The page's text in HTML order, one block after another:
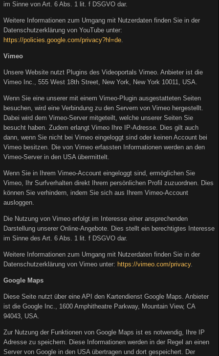
im Sinne von Art. 6 Abs. 1 lit. f DSGVO dar.
Weitere Informationen zum Umgang mit Nutzerdaten finden Sie in der
Datenschutzerklärung von YouTube unter:
https://policies.google.com/privacy?hl=de
Vimeo
Unsere Website nutzt Plugins des Videoportals Vimeo. Anbieter ist die
Vimeo Inc., 555 West 18th Street, New York, New York 10011, USA.
Wenn Sie eine unserer mit einem Vimeo-Plugin ausgestatteten Seiten
besuchen, wird eine Verbindung zu den Servern von Vimeo hergestellt.
Dabei wird dem Vimeo-Server mitgeteilt, welche unserer Seiten Sie
besucht haben. Zudem erlangt Vimeo Ihre IP-Adresse. Dies gilt auch
dann, wenn Sie nicht bei Vimeo eingeloggt sind oder keinen Account bei
Vimeo besitzen. Die von Vimeo erfassten Informationen werden an den
Vimeo-Server in den USA übermittelt.
Wenn Sie in Ihrem Vimeo-Account eingeloggt sind, ermöglichen Sie
Vimeo, Ihr Surfverhalten direkt Ihrem persönlichen Profil zuzuordnen. Dies
können Sie verhindern, indem Sie sich aus Ihrem Vimeo-Account
ausloggen.
Die Nutzung von Vimeo erfolgt im Interesse einer ansprechenden
Darstellung unserer Online-Angebote. Dies stellt ein berechtigtes Interesse
im Sinne des Art. 6 Abs. 1 lit. f DSGVO dar.
Weitere Informationen zum Umgang mit Nutzerdaten finden Sie in der
Datenschutzerklärung von Vimeo unter: https://vimeo.com/privacy.
Google Maps
Diese Seite nutzt über eine API den Kartendienst Google Maps. Anbieter
ist die Google Inc., 1600 Amphitheatre Parkway, Mountain View, CA
94043, USA.
Zur Nutzung der Funktionen von Google Maps ist es notwendig, Ihre IP
Adresse zu speichern. Diese Informationen werden in der Regel an einen
Server von Google in den USA übertragen und dort gespeichert. Der